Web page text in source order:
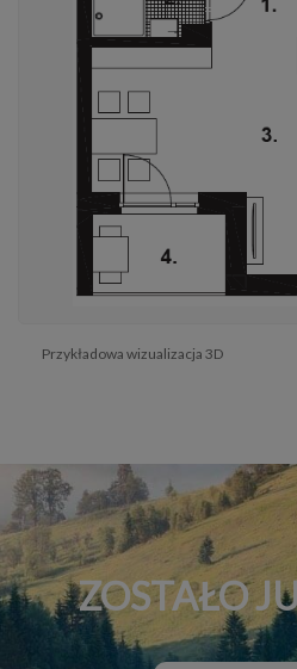
Przykładowa wizualizacja 3D
ZOSTAŁO